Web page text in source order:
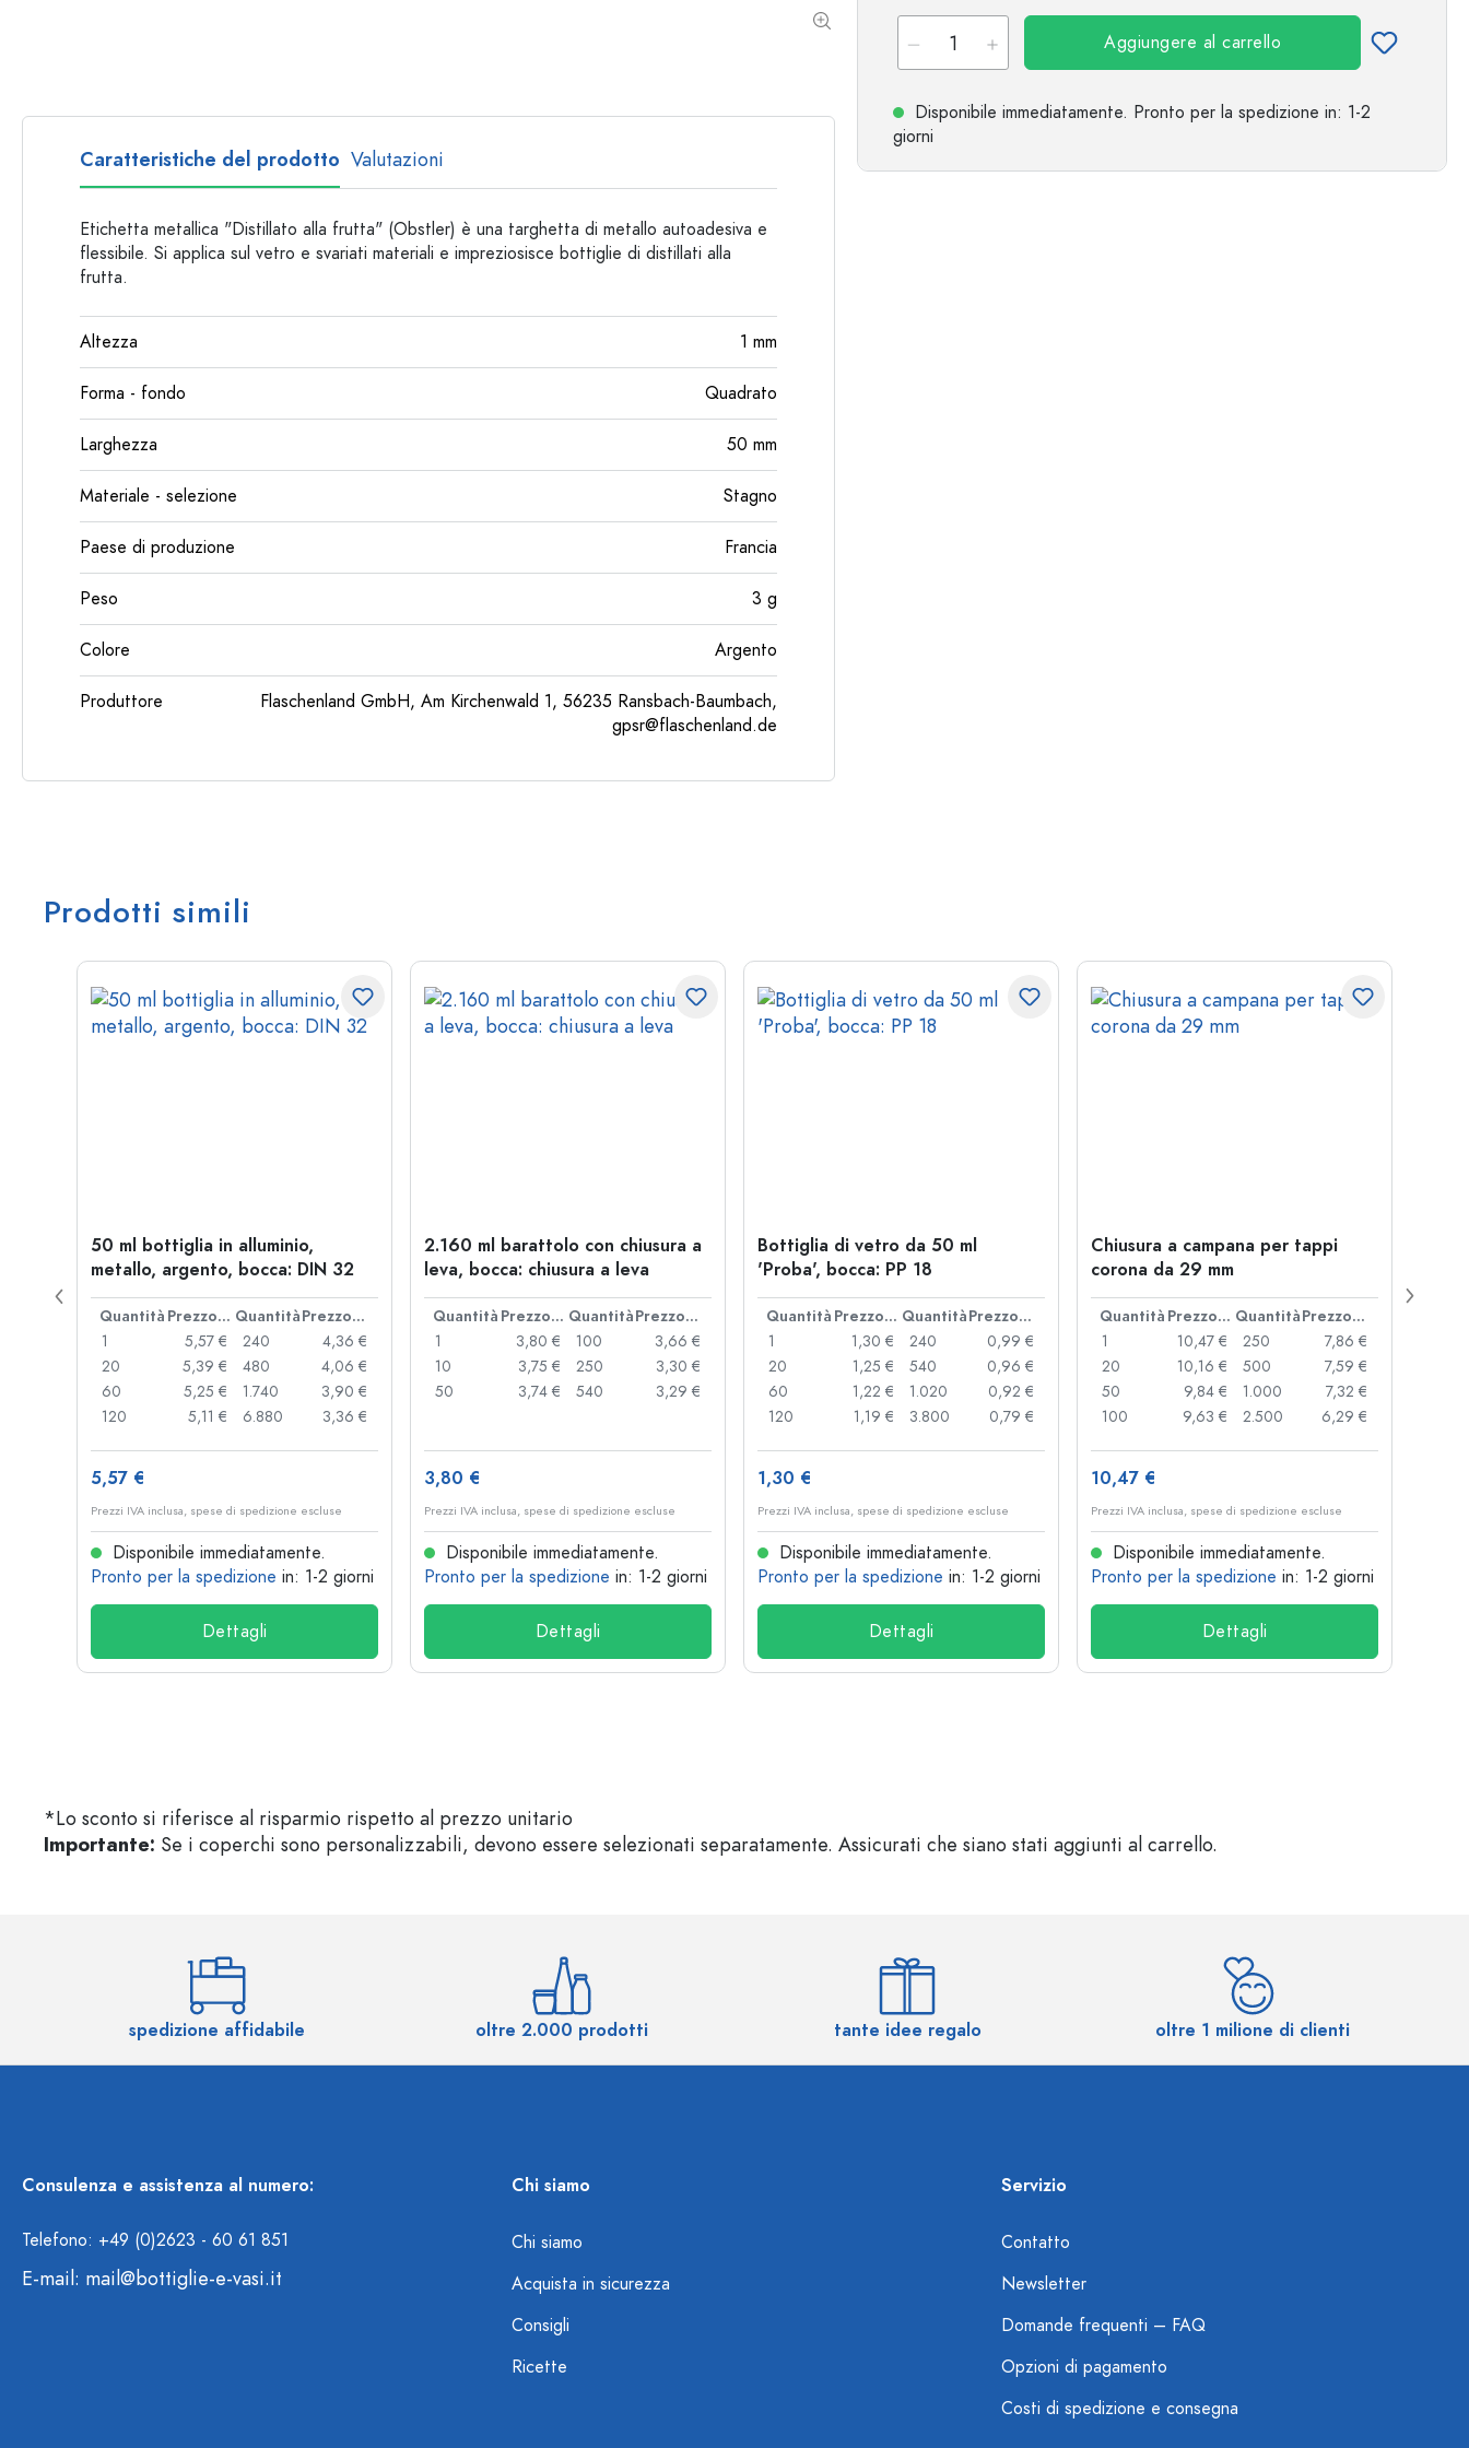
Bottiglie sfaccettate
Bottiglie a collo largo
Bottiglie cilindriche
Damigiane
Bottiglie per materiale
Bottiglie di plastica
Bottiglie in alluminio
Aggiungere al carrello
Disponibile immediatamente. Pronto per la spedizione in: 1-2
giorni
Caratteristiche del prodotto Valutazioni
Etichetta metallica "Distillato alla frutta" (Obstler) è una targhetta di metallo autoadesiva e
flessibile. Si applica sul vetro e svariati materiali e impreziosisce bottiglie di distillati alla
frutta.
Altezza 1 mm
Forma - fondo Quadrato
Larghezza 50 mm
Materiale - selezione Stagno
Paese di produzione Francia
Peso 3 g
Colore Argento
Produttore
Flaschenland GmbH, Am Kirchenwald 1, 56235 Ransbach-Baumbach,
gpsr@flaschenland.de
Prodotti simili
50 ml bottiglia in alluminio,
metallo, argento, bocca: DIN 32
Quantità Prezzo cad. Quantità
Prezzo cad.
1
5,57 €
20
5,39 €
60
5,25 €
120
5,11 €
240
4,36 €
480
4,06 €
1.740
3,90 €
6.880
3,36 €
5,57 €
Prezzi IVA inclusa, spese di spedizione escluse
Disponibile immediatamente.
Pronto per la spedizione in: 1-2 giorni
Dettagli
2.160 ml barattolo con chiusura a
leva, bocca: chiusura a leva
Quantità Prezzo cad. Quantità
Prezzo cad.
1
3,80 €
10
3,75 €
50
3,74 €
100
3,66 €
250
3,30 €
540
3,29 €
3,80 €
Prezzi IVA inclusa, spese di spedizione escluse
Disponibile immediatamente.
Pronto per la spedizione in: 1-2 giorni
Dettagli
Bottiglia di vetro da 50 ml
'Proba', bocca: PP 18
Quantità Prezzo cad. Quantità
Prezzo cad.
1
1,30 €
20
1,25 €
60
1,22 €
120
1,19 €
240
0,99 €
540
0,96 €
1.020
0,92 €
3.800
0,79 €
1,30 €
Prezzi IVA inclusa, spese di spedizione escluse
Disponibile immediatamente.
Pronto per la spedizione in: 1-2 giorni
Dettagli
Chiusura a campana per tappi
corona da 29 mm
Quantità Prezzo cad. Quantità
Prezzo cad.
1
10,47 €
20
10,16 €
50
9,84 €
100
9,63 €
250
7,86 €
500
7,59 €
1.000
7,32 €
2.500
6,29 €
10,47 €
Prezzi IVA inclusa, spese di spedizione escluse
Disponibile immediatamente.
Pronto per la spedizione in: 1-2 giorni
Dettagli
*Lo sconto si riferisce al risparmio rispetto al prezzo unitario
Importante: Se i coperchi sono personalizzabili, devono essere selezionati separatamente. Assicurati che siano stati aggiunti al carrello.
spedizione affidabile oltre 2.000 prodotti tante idee regalo oltre 1 milione di clienti
Consulenza e assistenza al numero:
Telefono: +49 (0)2623 - 60 61 851
E-mail: mail@bottiglie-e-vasi.it
Chi siamo
Chi siamo
Acquista in sicurezza
Consigli
Ricette
Servizio
Contatto
Newsletter
Domande frequenti – FAQ
Opzioni di pagamento
Costi di spedizione e consegna